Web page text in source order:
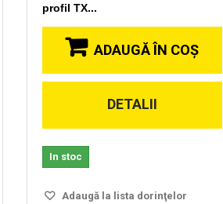
profil TX...
ADAUGĂ ÎN COŞ
DETALII
In stoc
Adaugă la lista dorinţelor
Vizionare